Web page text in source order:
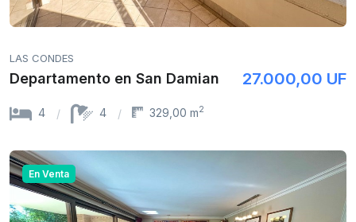
LAS CONDES
Departamento en San Damian 27.000,00 UF
4 4 329,00 m2
En Venta